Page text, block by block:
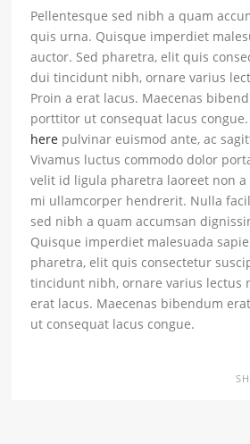
Pellentesque sed nibh a quam
quis urna. Quisque imperdiet
auctor. Sed pharetra, elit quis
dui tincidunt nibh, ornare varius
Proin a erat lacus. Maecenas
porttitor ut consequat lacus
here pulvinar euismod ante, ac
Vivamus luctus commodo dolor
velit id ligula pharetra laoreet non a
mi ullamcorper hendrerit. Nulla
sed nibh a quam accumsan
Quisque imperdiet malesuada
pharetra, elit quis consectetur
tincidunt nibh, ornare varius lectus
erat lacus. Maecenas bibendum
ut consequat lacus congue.